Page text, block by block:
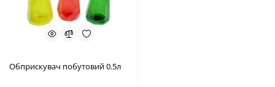
Обприскувач побутовий 0.5л